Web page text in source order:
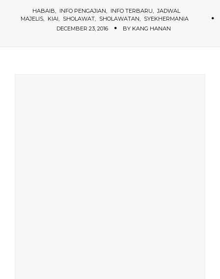
HABAIB INFO PENGAJIAN INFO TERBARU
JADWAL
MAJELIS
KIAI SHOLAWAT SHOLAWATAN
SYEKHERMANIA
DECEMBER 23, 2016
BY KANG HANAN